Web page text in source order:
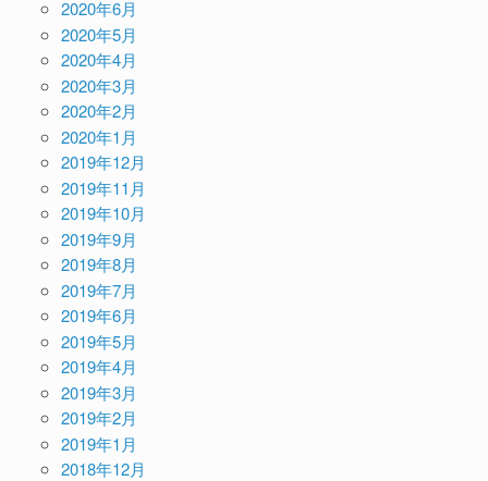
2020年6月
2020年5月
2020年4月
2020年3月
2020年2月
2020年1月
2019年12月
2019年11月
2019年10月
2019年9月
2019年8月
2019年7月
2019年6月
2019年5月
2019年4月
2019年3月
2019年2月
2019年1月
2018年12月